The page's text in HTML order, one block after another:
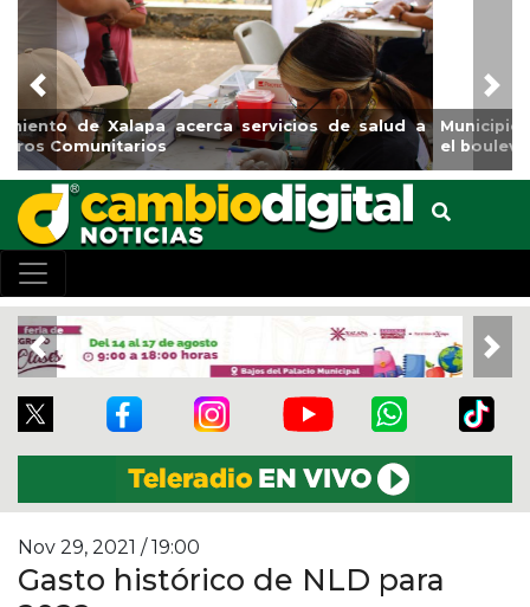
Municipio arrancará primera etapa de rehabilitación en
el boulevard 5 de febrero
Previous
Previous
Nov 29, 2021 / 19:00
Gasto histórico de NLD para